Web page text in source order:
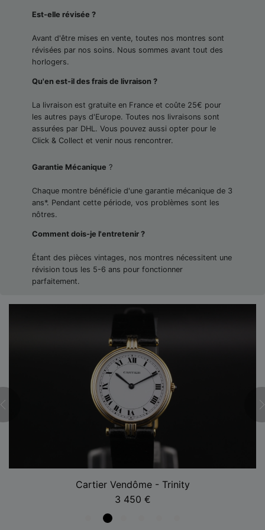
Est-elle révisée ?
Avant d'être mises en vente, toutes nos montres sont
révisées par nos soins. Nous sommes avant tout des
horlogers.
Qu'en est-il des frais de livraison ?
La livraison est gratuite en France et coûte 25€ pour
les autres pays d'Europe. Toutes nos livraisons sont
assurées par DHL. Vous pouvez aussi opter pour le
Click & Collect et venir nous rencontrer.
Garantie Mécanique ?
Chaque montre bénéficie d'une garantie mécanique de 3
ans*. Pendant cette période, vos problèmes sont les
nôtres.
Comment dois-je l'entretenir ?
Étant des pièces vintages, nos montres nécessitent une
révision tous les 5-6 ans pour fonctionner
parfaitement.
Cartier Vendôme - Trinity
3 450 €